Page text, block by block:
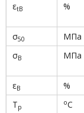
εtB %
σ50 МПа
σB МПа
εB %
Tp
оС